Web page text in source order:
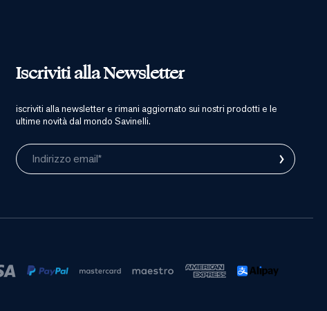
Iscriviti alla Newsletter
iscriviti alla newsletter e rimani aggiornato sui nostri prodotti e le
ultime novità dal mondo Savinelli.
Indirizzo email* ›